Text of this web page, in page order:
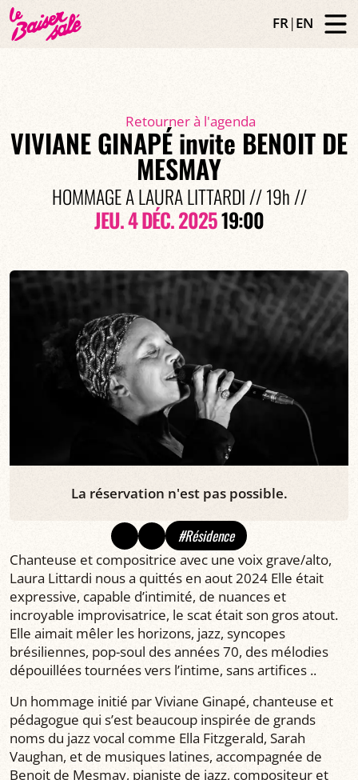
FR|EN
Retourner à l'agenda
VIVIANE GINAPÉ invite BENOIT DE
MESMAY
HOMMAGE A LAURA LITTARDI // 19h //
JEU. 4 DÉC. 202519:00
La réservation n'est pas possible.
#Résidence
Chanteuse et compositrice avec une voix grave/alto,
Laura Littardi nous a quittés en aout 2024 Elle était
expressive, capable d’intimité, de nuances et
incroyable improvisatrice, le scat était son gros atout.
Elle aimait mêler les horizons, jazz, syncopes
brésiliennes, pop-soul des années 70, des mélodies
dépouillées tournées vers l’intime, sans artifices ..
Un hommage initié par Viviane Ginapé, chanteuse et
pédagogue qui s’est beaucoup inspirée de grands
noms du jazz vocal comme Ella Fitzgerald, Sarah
Vaughan, et de musiques latines, accompagnée de
Benoit de Mesmay, pianiste de jazz, compositeur et